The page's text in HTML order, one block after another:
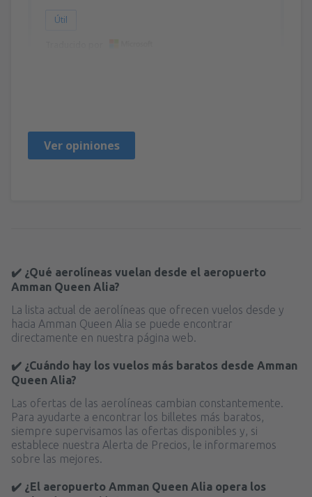
Útil
Ver opiniones
✔️ ¿Qué aerolíneas vuelan desde el aeropuerto
Amman Queen Alia?
La lista actual de aerolíneas que ofrecen vuelos desde y
hacia Amman Queen Alia se puede encontrar
directamente en nuestra página web.
✔️ ¿Cuándo hay los vuelos más baratos desde Amman
Queen Alia?
Las ofertas de las aerolíneas cambian constantemente.
Para ayudarte a encontrar los billetes más baratos,
siempre supervisamos las ofertas disponibles y, si
establece nuestra Alerta de Precios, le informaremos
sobre las mejores.
✔️ ¿El aeropuerto Amman Queen Alia opera los